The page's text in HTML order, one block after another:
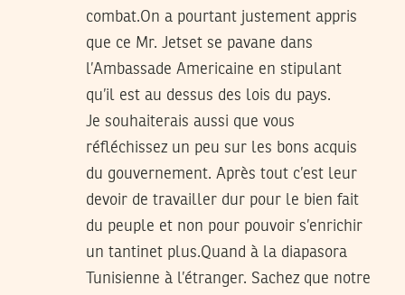
combat.On a pourtant justement appris
que ce Mr. Jetset se pavane dans
l’Ambassade Americaine en stipulant
qu’il est au dessus des lois du pays.
Je souhaiterais aussi que vous
réfléchissez un peu sur les bons acquis
du gouvernement. Après tout c’est leur
devoir de travailler dur pour le bien fait
du peuple et non pour pouvoir s’enrichir
un tantinet plus.Quand à la diapasora
Tunisienne à l’étranger. Sachez que notre